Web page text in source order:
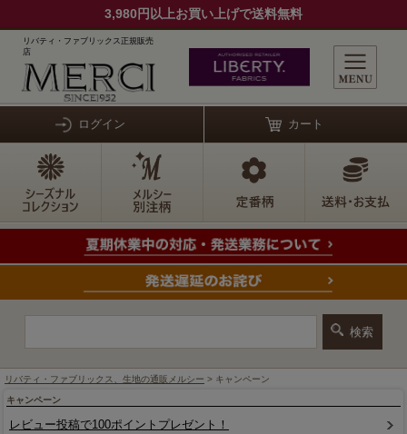
3,980円以上お買い上げで送料無料
リバティ・ファブリックス正規販売
店
ログイン カート
リバティ・ファブリックス、生地の通販メルシー > キャンペーン
キャンペーン
レビュー投稿で100ポイントプレゼント！